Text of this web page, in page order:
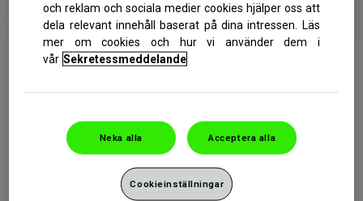
Vad är
nytt
ProEmalj Mineral Boost
Tandkrämssortiment
Varje dag sköljer syrlig mat och dryck bort essensiella minernaler
naturliga mineraler.
boosta emaljens absorbering av kalcium och fosfat.
av dessa mineraler är nödvändig för dina tänders hälsa för att
och reklam och sociala medier cookies hjälper oss att
dela relevant innehåll baserat på dina intressen. Läs
mer om cookies och hur vi använder dem i
vår Sekretessmeddelande
Neka alla Acceptera alla
Cookieinställningar